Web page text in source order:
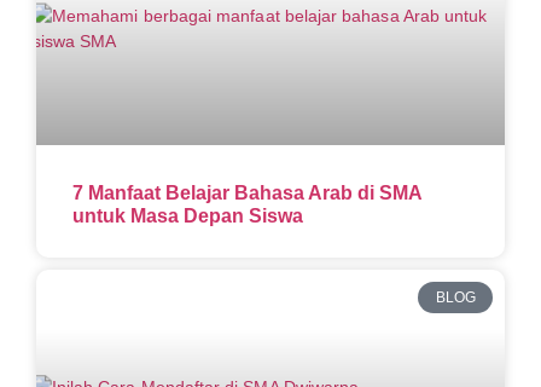
7 Manfaat Belajar Bahasa Arab di SMA
untuk Masa Depan Siswa
BLOG